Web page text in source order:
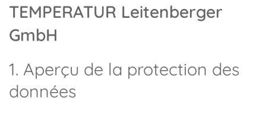
TEMPERATUR Leitenberger
GmbH
1. Aperçu de la protection des
données